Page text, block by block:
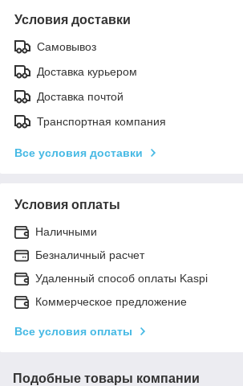
Условия доставки
Самовывоз
Доставка курьером
Доставка почтой
Транспортная компания
Все условия доставки
Условия оплаты
Наличными
Безналичный расчет
Удаленный способ оплаты Kaspi
Коммерческое предложение
Все условия оплаты
Подобные товары компании